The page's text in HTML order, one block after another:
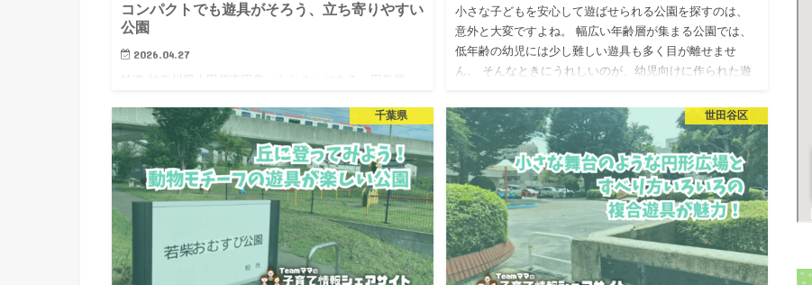
コンパクトでも遊具がそろう、立ち寄りやすい
公園
2026.04.27
パクトながらも6つの遊具と広場があり、とても充実した
空間となっています。公園内は日当たりもいいです。桜
の木に囲まれてお…
小さな子どもを安心して遊ばせられる公園を探すのは、
意外と大変ですよね。 幅広い年齢層が集まる公園では、
低年齢の幼児には少し難しい遊具も多く目が離せませ
ん。 そんなときにうれしいのが、幼児向けに作られた遊
千葉県 世田谷区